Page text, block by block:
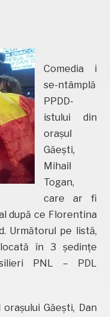
Comedia i
se-ntâmplă
PPDD-
istului din
orașul
Găești,
Mihail
Togan,
care ar fi
după ce Florentina
Următorul pe listă,
în 3 ședințe
PNL – PDL
Găești, Dan